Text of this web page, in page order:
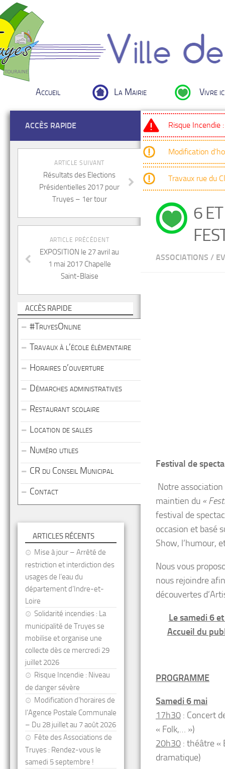
Accueil La Mairie Vivre
Risque Incendie
Modification
Travaux rue du
6
ASSOCIATIONS /
Festival de
Notre
maintien du «
festival de
occasion et basé
Show, l’humour,
Nous vous
nous rejoindre
découvertes
Le samedi 6
Accueil du
PROGRAMME
Samedi 6 mai
17h30 : Concert
« Folk,… »)
20h30 : théâtre «
dramatique)
ACCÈS RAPIDE
ARTICLE SUIVANT
Résultats des Elections
Présidentielles 2017 pour
Truyes – 1er tour
ARTICLE PRÉCÉDENT
EXPOSITION le 27 avril au
1 mai 2017 Chapelle
Saint-Blaise
ACCÈS RAPIDE
#TruyesOnline
Travaux à l’école élémentaire
Horaires d’ouverture
Démarches administratives
Restaurant scolaire
Location de salles
Numéro utiles
CR du Conseil Municipal
Contact
ARTICLES RÉCENTS
Mise à jour – Arrêté de
restriction et interdiction des
usages de l’eau du
département d’Indre-et-
Loire
Solidarité incendies : La
municipalité de Truyes se
mobilise et organise une
collecte dès ce mercredi 29
juillet 2026
Risque Incendie : Niveau
de danger sévère
Modification d’horaires de
l’Agence Postale Communale
– Du 28 juillet au 7 août 2026
Fête des Associations de
Truyes : Rendez-vous le
samedi 5 septembre !